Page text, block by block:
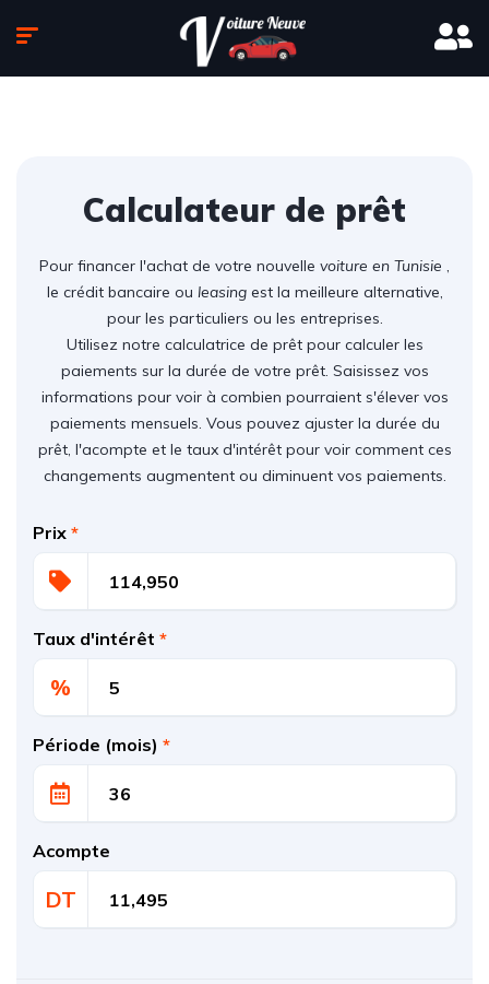
Calculateur de prêt
Pour financer l'achat de votre nouvelle voiture en Tunisie ,
le crédit bancaire ou leasingest la meilleure alternative,
pour les particuliers ou les entreprises.
Utilisez notre calculatrice de prêt pour calculer les
paiements sur la durée de votre prêt. Saisissez vos
informations pour voir à combien pourraient s'élever vos
paiements mensuels. Vous pouvez ajuster la durée du
prêt, l'acompte et le taux d'intérêt pour voir comment ces
changements augmentent ou diminuent vos paiements.
Prix *
Taux d'intérêt *
%
Période (mois) *
Acompte
DT